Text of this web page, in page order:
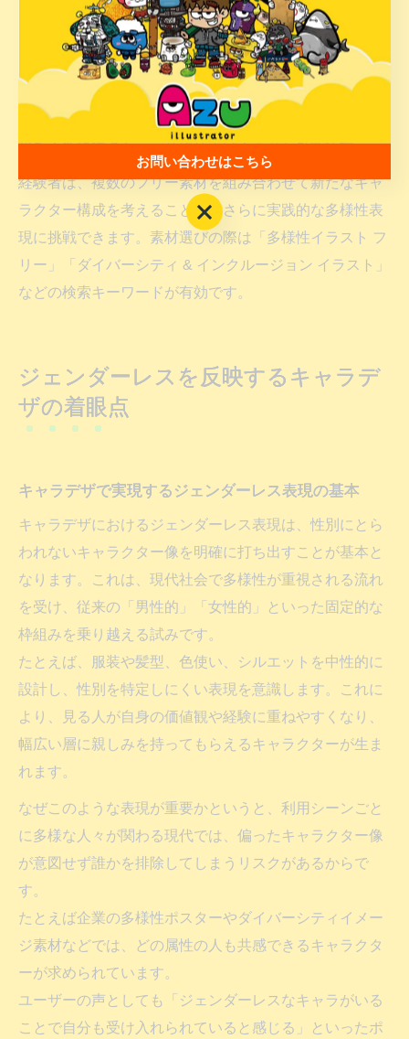
利用時の注意点としては、著作権や利用規約の確認が不
可欠です。特に商用利用の場合は、配布元の条件を必ず
確認し、必要に応じてクレジット表記を行いましょう。
また、素材をそのまま使うだけでなく、配色や小物・衣
装のカスタマイズを加えることで、よりオリジナリティ
のある多様性キャラデザに仕上げることが可能です。
経験者は、複数のフリー素材を組み合わせて新たなキャ
ラクター構成を考えることで、さらに実践的な多様性表
現に挑戦できます。素材選びの際は「多様性イラスト フ
リー」「ダイバーシティ & インクルージョン イラスト」
などの検索キーワードが有効です。
ジェンダーレスを反映するキャラデ
ザの着眼点
キャラデザで実現するジェンダーレス表現の基本
キャラデザにおけるジェンダーレス表現は、性別にとら
われないキャラクター像を明確に打ち出すことが基本と
なります。これは、現代社会で多様性が重視される流れ
を受け、従来の「男性的」「女性的」といった固定的な
枠組みを乗り越える試みです。
たとえば、服装や髪型、色使い、シルエットを中性的に
設計し、性別を特定しにくい表現を意識します。これに
より、見る人が自身の価値観や経験に重ねやすくなり、
幅広い層に親しみを持ってもらえるキャラクターが生ま
れます。
なぜこのような表現が重要かというと、利用シーンごと
に多様な人々が関わる現代では、偏ったキャラクター像
が意図せず誰かを排除してしまうリスクがあるからで
す。
たとえば企業の多様性ポスターやダイバーシティイメー
ジ素材などでは、どの属性の人も共感できるキャラクタ
ーが求められています。
ユーザーの声としても「ジェンダーレスなキャラがいる
ことで自分も受け入れられていると感じる」といったポ
お問い合わせはこちら
お問い合わせはこちら